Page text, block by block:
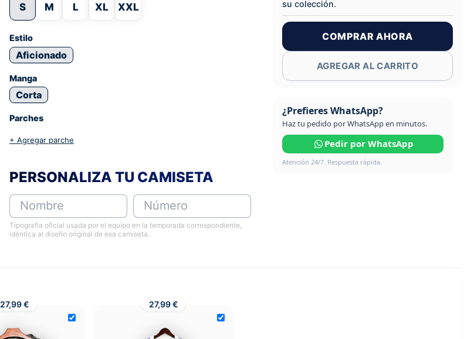
S M L XL XXL
Estilo
Aficionado
Manga
Corta
Parches
+ Agregar parche
PERSONALIZA TU CAMISETA
Nombre Número
Tipografía oficial usada por el equipo en la temporada correspondiente,
idéntica al diseño original de esa camiseta.
su colección.
COMPRAR AHORA
AGREGAR AL CARRITO
¿Prefieres WhatsApp?
Haz tu pedido por WhatsApp en minutos.
Pedir por WhatsApp
Atención 24/7. Respuesta rápida.
27,99 € 27,99 €